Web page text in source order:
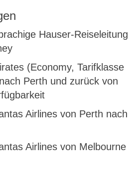
Hauser-Reiseleitung
(Economy, Tarifklasse
Perth und zurück von
Airlines von Perth nach
Airlines von Melbourne